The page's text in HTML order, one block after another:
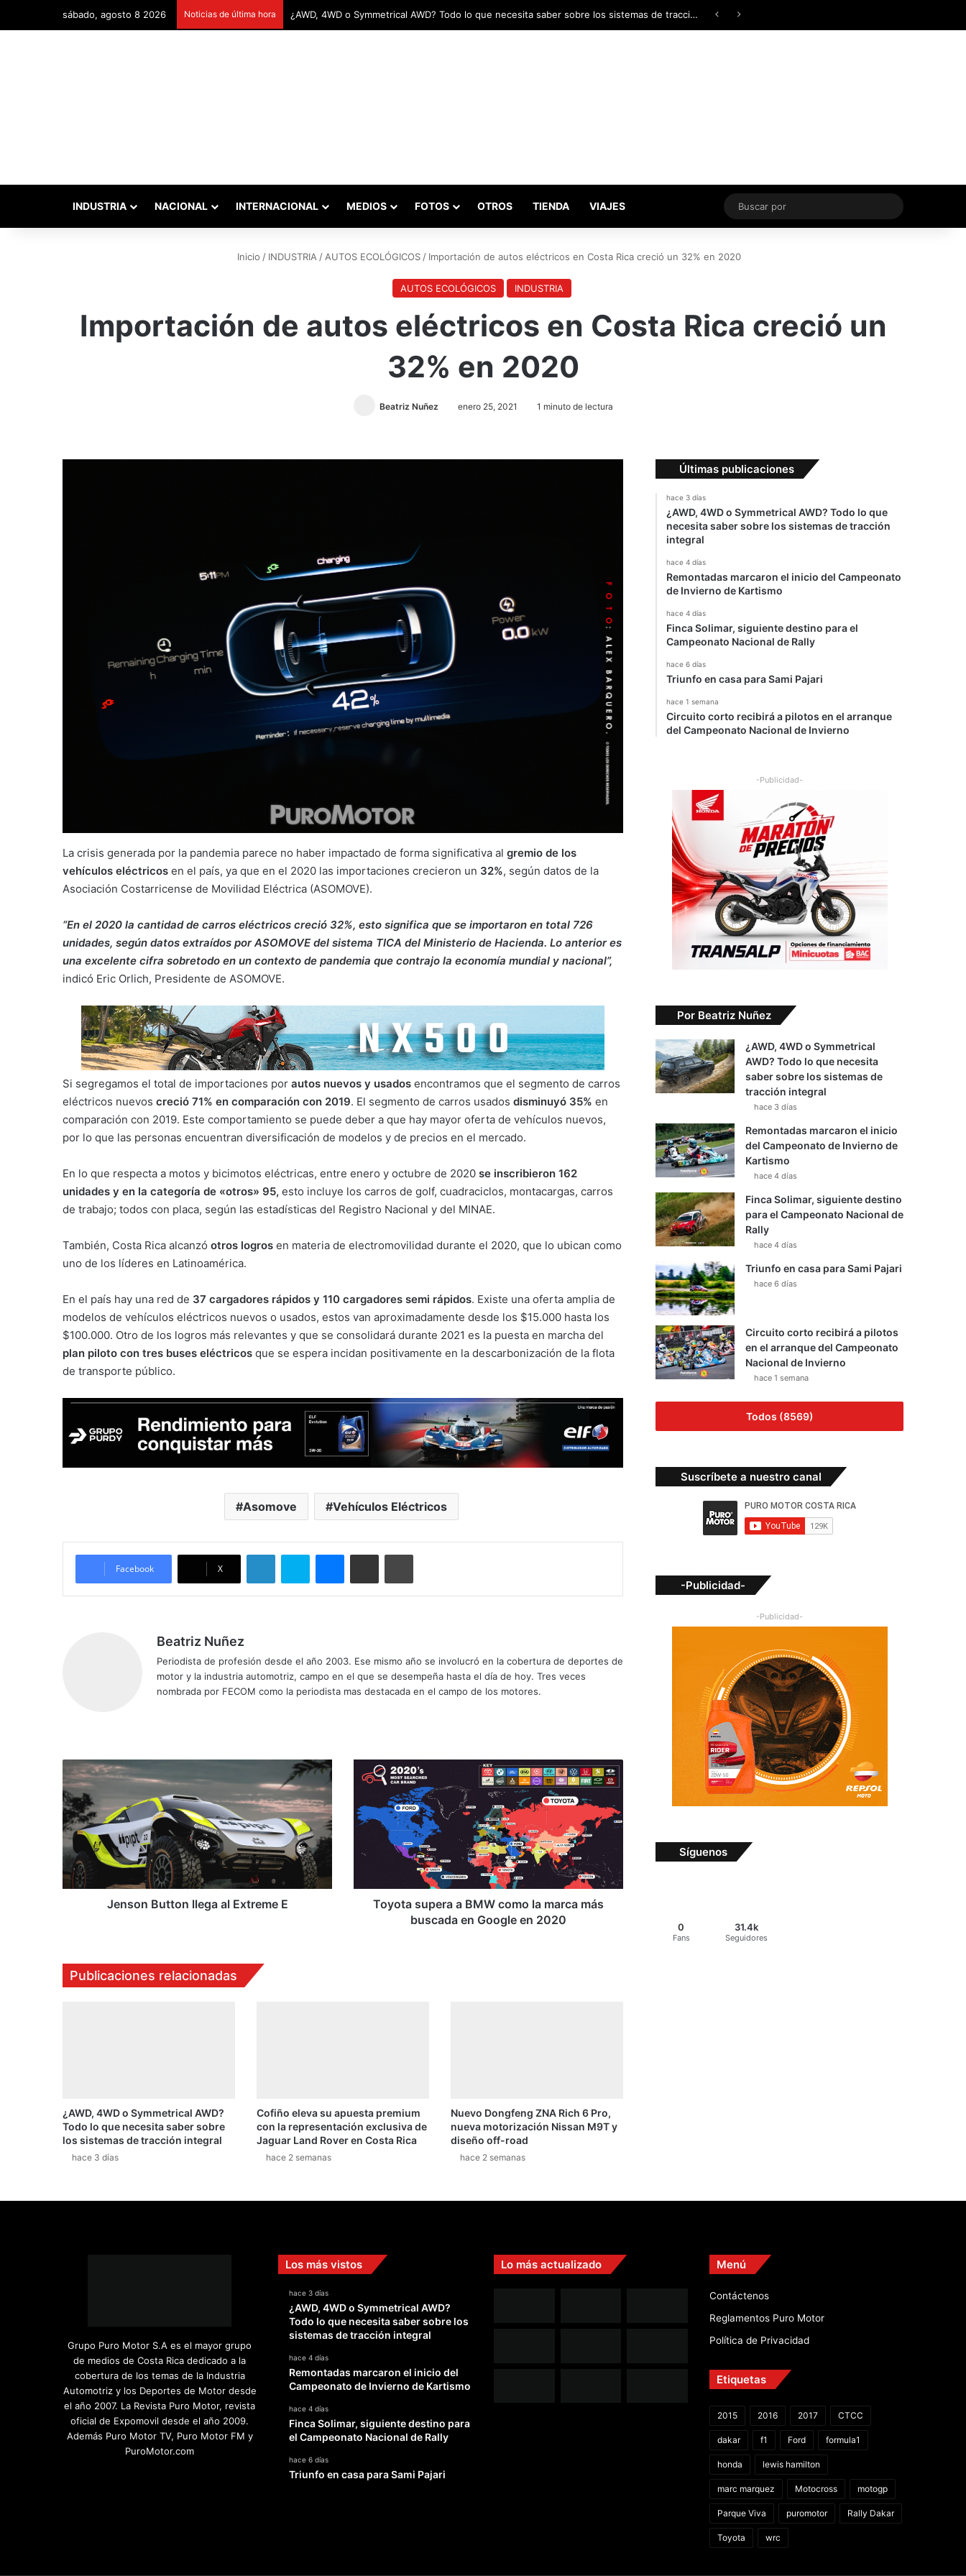
sábado, agosto 8 2026 Noticias de última hora Remontadas marcaron el inicio del Campeonato de Invierno de Kartismo
INDUSTRIA NACIONAL INTERNACIONAL MEDIOS FOTOS OTROS TIENDA VIAJES
Buscar
por
Inicio / INDUSTRIA / AUTOS ECOLÓGICOS / Importación de autos eléctricos en Costa Rica creció un 32% en 2020
AUTOS ECOLÓGICOS INDUSTRIA
Importación de autos eléctricos en Costa Rica creció un
32% en 2020
Beatriz Nuñez enero 25, 2021 1 minuto de lectura
La crisis generada por la pandemia parece no haber impactado de forma significativa al gremio de los
vehículos eléctricos en el país, ya que en el 2020 las importaciones crecieron un 32%, según datos de la
Asociación Costarricense de Movilidad Eléctrica (ASOMOVE).
“En el 2020 la cantidad de carros eléctricos creció 32%, esto significa que se importaron en total 726
unidades, según datos extraídos por ASOMOVE del sistema TICA del Ministerio de Hacienda. Lo anterior es
una excelente cifra sobretodo en un contexto de pandemia que contrajo la economía mundial y nacional”,
indicó Eric Orlich, Presidente de ASOMOVE.
Si segregamos el total de importaciones por autos nuevos y usados encontramos que el segmento de carros
eléctricos nuevos creció 71% en comparación con 2019. El segmento de carros usados disminuyó 35% en
comparación con 2019. Este comportamiento se puede deber a que hay mayor oferta de vehículos nuevos,
por lo que las personas encuentran diversificación de modelos y de precios en el mercado.
En lo que respecta a motos y bicimotos eléctricas, entre enero y octubre de 2020 se inscribieron 162
unidades y en la categoría de «otros» 95, esto incluye los carros de golf, cuadraciclos, montacargas, carros
de trabajo; todos con placa, según las estadísticas del Registro Nacional y del MINAE.
También, Costa Rica alcanzó otros logros en materia de electromovilidad durante el 2020, que lo ubican como
uno de los líderes en Latinoamérica.
En el país hay una red de 37 cargadores rápidos y 110 cargadores semi rápidos. Existe una oferta amplia de
modelos de vehículos eléctricos nuevos o usados, estos van aproximadamente desde los $15.000 hasta los
$100.000. Otro de los logros más relevantes y que se consolidará durante 2021 es la puesta en marcha del
plan piloto con tres buses eléctricos que se espera incidan positivamente en la descarbonización de la flota
de transporte público.
Asomove Vehículos Eléctricos
Facebook X
LinkedInSkype MessengerCompartir por correo electrónicoImprimir
Beatriz Nuñez
Periodista de profesión desde el año 2003. Ese mismo año se involucró en la cobertura de deportes de
motor y la industria automotriz, campo en el que se desempeña hasta el día de hoy. Tres veces
nombrada por FECOM como la periodista mas destacada en el campo de los motores.
Jenson
Button
llega
al
Extreme
Jenson Button llega al Extreme E
Toyota
supera
BMW
como
marca
buscada
Toyota supera a BMW como la marca más
buscada en Google en 2020
Publicaciones relacionadas
¿AWD, 4WD o Symmetrical AWD?
Todo lo que necesita saber sobre
los sistemas de tracción integral
hace 3 días
Cofiño eleva su apuesta premium
con la representación exclusiva de
Jaguar Land Rover en Costa Rica
hace 2 semanas
Nuevo Dongfeng ZNA Rich 6 Pro,
nueva motorización Nissan M9T y
diseño off-road
hace 2 semanas
Últimas publicaciones
hace 3 días
¿AWD, 4WD o Symmetrical AWD? Todo lo que
necesita saber sobre los sistemas de tracción
integral
hace 4 días
Remontadas marcaron el inicio del Campeonato
de Invierno de Kartismo
hace 4 días
Finca Solimar, siguiente destino para el
Campeonato Nacional de Rally
hace 6 días
Triunfo en casa para Sami Pajari
hace 1 semana
Circuito corto recibirá a pilotos en el arranque
del Campeonato Nacional de Invierno
-Publicidad-
Por Beatriz Nuñez
¿AWD, 4WD o Symmetrical
AWD? Todo lo que necesita
saber sobre los sistemas de
tracción integral
hace 3 días
Remontadas marcaron el inicio
del Campeonato de Invierno de
Kartismo
hace 4 días
Finca Solimar, siguiente destino
para el Campeonato Nacional de
Rally
hace 4 días
Triunfo en casa para Sami Pajari
hace 6 días
Circuito corto recibirá a pilotos
en el arranque del Campeonato
Nacional de Invierno
hace 1 semana
Todos (8569)
Suscríbete a nuestro canal
-Publicidad-
-Publicidad-
Síguenos
0
Fans
31.4k
Seguidores
Grupo Puro Motor S.A es el mayor grupo
de medios de Costa Rica dedicado a la
cobertura de los temas de la Industria
Automotriz y los Deportes de Motor desde
el año 2007. La Revista Puro Motor, revista
oficial de Expomovil desde el año 2009.
Además Puro Motor TV, Puro Motor FM y
PuroMotor.com
Los más vistos
hace 3 días
¿AWD, 4WD o Symmetrical AWD?
Todo lo que necesita saber sobre los
sistemas de tracción integral
hace 4 días
Remontadas marcaron el inicio del
Campeonato de Invierno de Kartismo
hace 4 días
Finca Solimar, siguiente destino para
el Campeonato Nacional de Rally
hace 6 días
Triunfo en casa para Sami Pajari
Lo más actualizado Menú
Contáctenos
Reglamentos Puro Motor
Política de Privacidad
Etiquetas
2015 2016 2017 CTCC
dakar f1 Ford formula1
honda lewis hamilton
marc marquez Motocross motogp
Parque Viva puromotor Rally Dakar
Toyota wrc